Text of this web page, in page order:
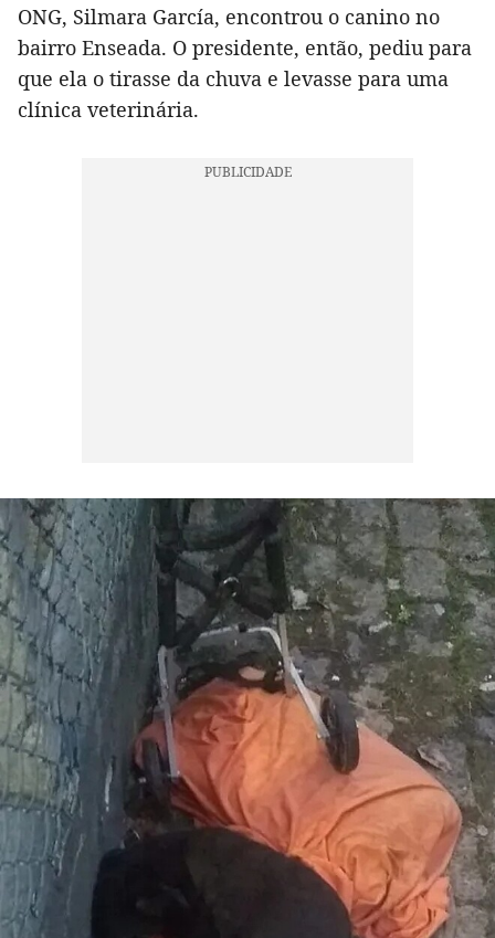
ONG, Silmara García, encontrou o canino no
bairro Enseada. O presidente, então, pediu para
que ela o tirasse da chuva e levasse para uma
clínica veterinária.